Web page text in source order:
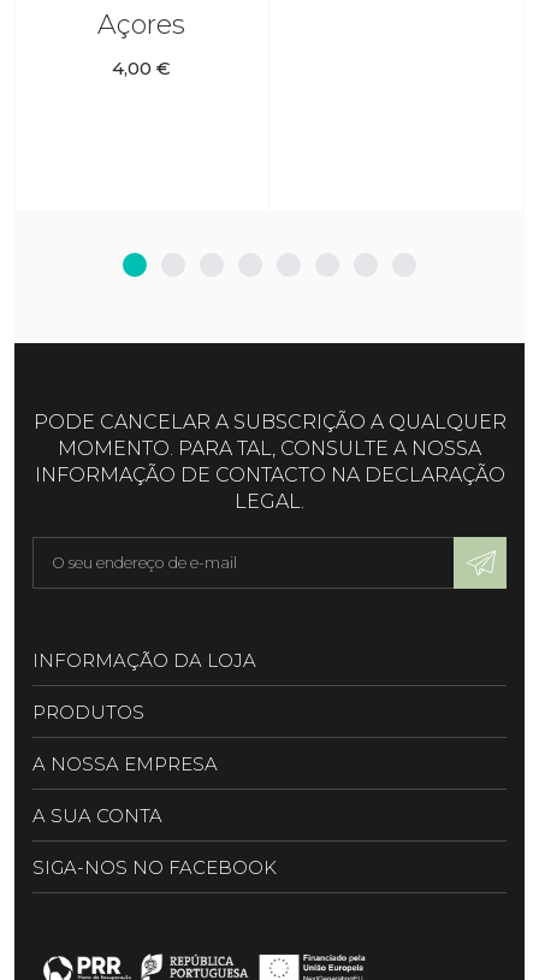
Açores
4,00 €
PODE CANCELAR A SUBSCRIÇÃO A QUALQUER
MOMENTO. PARA TAL, CONSULTE A NOSSA
INFORMAÇÃO DE CONTACTO NA DECLARAÇÃO
LEGAL.
INFORMAÇÃO DA LOJA
PRODUTOS
A NOSSA EMPRESA
A SUA CONTA
SIGA-NOS NO FACEBOOK